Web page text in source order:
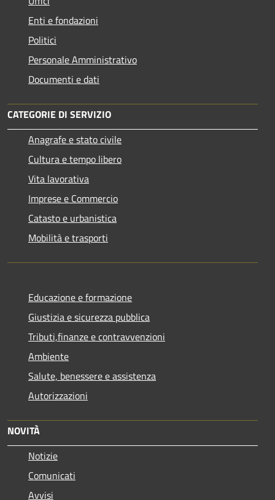
Enti e fondazioni
Politici
Personale Amministrativo
Documenti e dati
CATEGORIE DI SERVIZIO
Anagrafe e stato civile
Cultura e tempo libero
Vita lavorativa
Imprese e Commercio
Catasto e urbanistica
Mobilità e trasporti
Educazione e formazione
Giustizia e sicurezza pubblica
Tributi,finanze e contravvenzioni
Ambiente
Salute, benessere e assistenza
Autorizzazioni
NOVITÀ
Notizie
Comunicati
Avvisi